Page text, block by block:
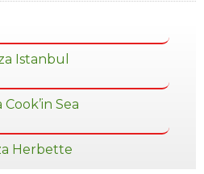
Istanbul
Cook’in Sea
Herbette